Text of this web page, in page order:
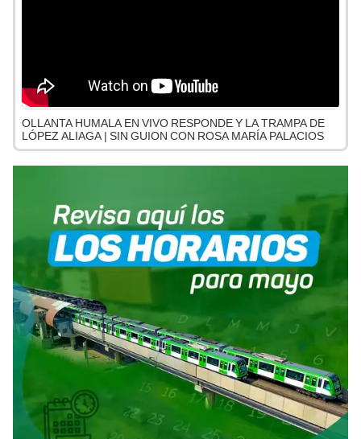
OLLANTA HUMALA EN VIVO RESPONDE Y LA TRAMPA DE
LÓPEZ ALIAGA | SIN GUION CON ROSA MARÍA PALACIOS